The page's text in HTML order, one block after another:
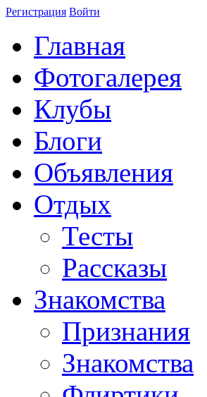
Регистрация Войти
Главная
Фотогалерея
Клубы
Блоги
Объявления
Отдых
Тесты
Рассказы
Знакомства
Признания
Знакомства